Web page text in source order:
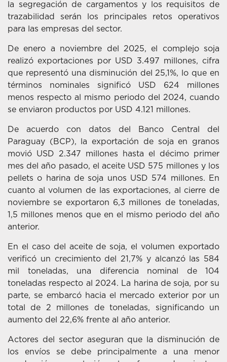
la segregación de cargamentos y los requisitos de
trazabilidad serán los principales retos operativos
para las empresas del sector.
De enero a noviembre del 2025, el complejo soja
realizó exportaciones por USD 3.497 millones, cifra
que representó una disminución del 25,1%, lo que en
términos nominales significó USD 624 millones
menos respecto al mismo periodo del 2024, cuando
se enviaron productos por USD 4.121 millones.
De acuerdo con datos del Banco Central del
Paraguay (BCP), la exportación de soja en granos
movió USD 2.347 millones hasta el décimo primer
mes del año pasado, el aceite USD 575 millones y los
pellets o harina de soja unos USD 574 millones. En
cuanto al volumen de las exportaciones, al cierre de
noviembre se exportaron 6,3 millones de toneladas,
1,5 millones menos que en el mismo periodo del año
anterior.
En el caso del aceite de soja, el volumen exportado
verificó un crecimiento del 21,7% y alcanzó las 584
mil toneladas, una diferencia nominal de 104
toneladas respecto al 2024. La harina de soja, por su
parte, se embarcó hacia el mercado exterior por un
total de 2 millones de toneladas, significando un
aumento del 22,6% frente al año anterior.
Actores del sector aseguran que la disminución de
los envíos se debe principalmente a una menor